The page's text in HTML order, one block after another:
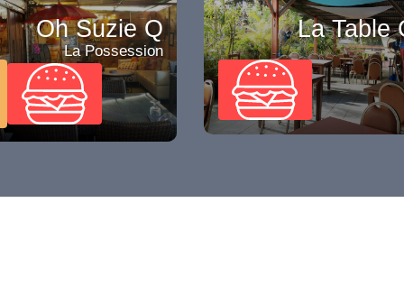
Oh Suzie Q
La Possession
La Table